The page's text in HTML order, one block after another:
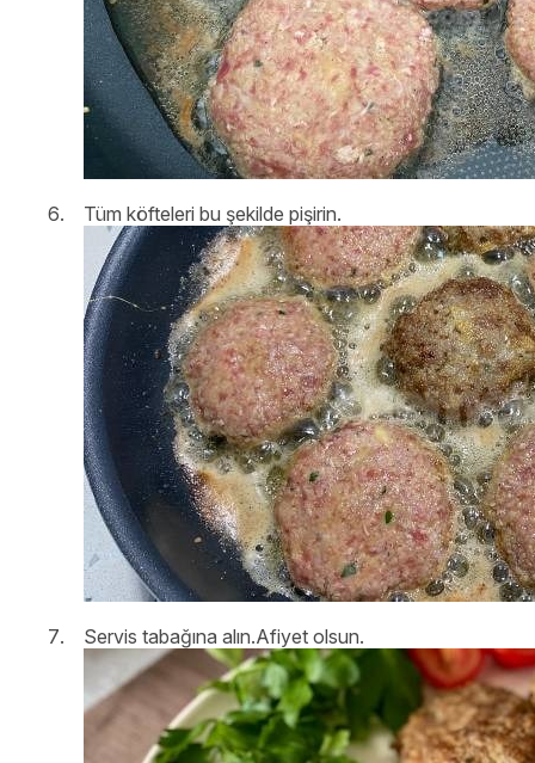
Tüm köfteleri bu şekilde pişirin.
Servis tabağına alın.Afiyet olsun.